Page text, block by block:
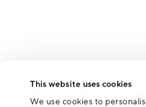
This website uses cookies
We use cookies to